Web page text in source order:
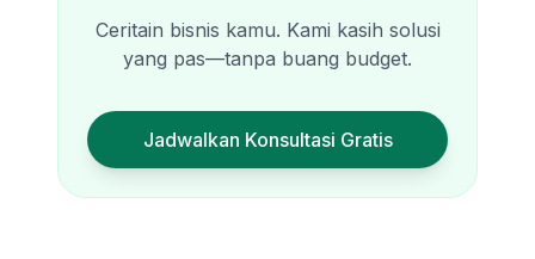
Ceritain bisnis kamu. Kami kasih solusi
yang pas—tanpa buang budget.
Jadwalkan Konsultasi Gratis